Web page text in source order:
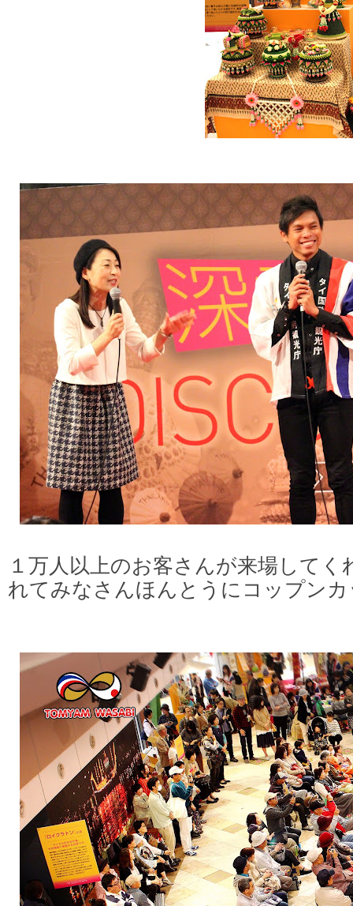
１万人以上のお客さんが来場してく
れてみなさんほんとうにコップンカ